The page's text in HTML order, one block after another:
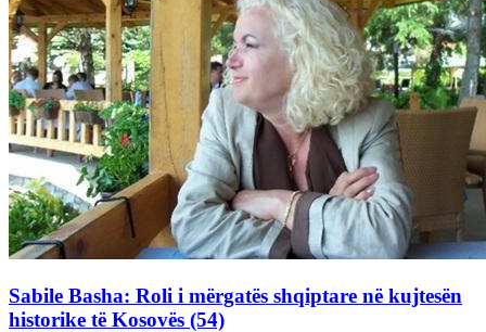
Sabile Basha: Roli i mërgatës shqiptare në kujtesën
historike të Kosovës (54)